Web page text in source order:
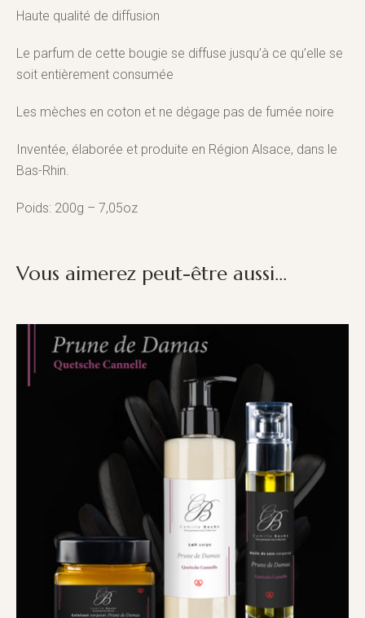
Haute qualité de diffusion
Le parfum de cette bougie se diffuse jusqu’à ce qu’elle se
soit entièrement consumée
Les mèches en coton et ne dégage pas de fumée noire
Inventée, élaborée et produite en Région Alsace, dans le
Bas-Rhin.
Poids: 200g – 7,05oz
Vous aimerez peut-être aussi…